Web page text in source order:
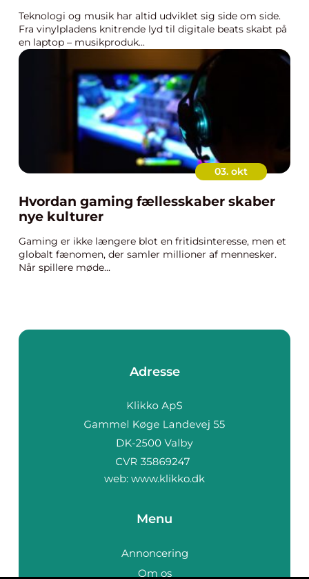
Teknologi og musik har altid udviklet sig side om side.
Fra vinylpladens knitrende lyd til digitale beats skabt på
en laptop – musikproduk...
03. okt
Hvordan gaming fællesskaber skaber
nye kulturer
Gaming er ikke længere blot en fritidsinteresse, men et
globalt fænomen, der samler millioner af mennesker.
Når spillere møde...
Adresse
web: www.klikko.dk
Menu
Annoncering
Om os